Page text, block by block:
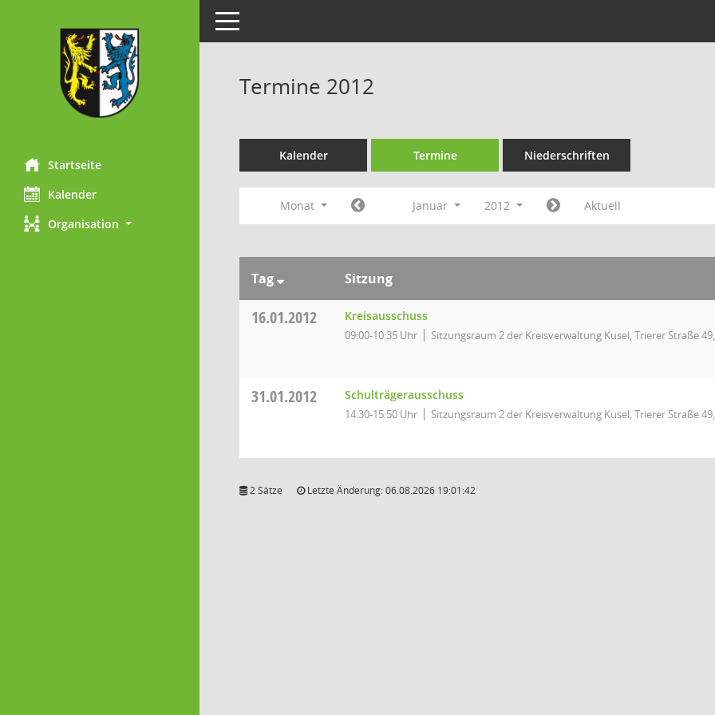
Startseite
Kalender
Organisation
Toggle navigation
Termine 2012
Kalender Termine Niederschriften
Monat Januar 2012 Aktuell
Tag Sitzung
16.01.2012 Kreisausschuss
09:00-10:35 Uhr Sitzungsraum 2 der Kreisverwaltung Kusel, Trierer Straße
31.01.2012 Schulträgerausschuss
14:30-15:50 Uhr Sitzungsraum 2 der Kreisverwaltung Kusel, Trierer Straße
2 Sätze Letzte Änderung: 06.08.2026 19:01:42